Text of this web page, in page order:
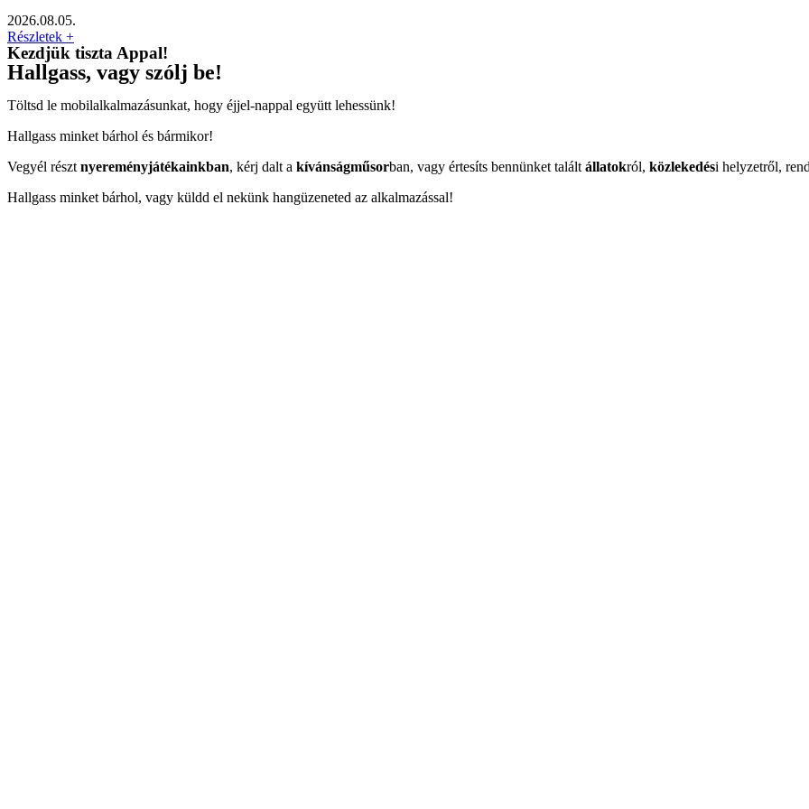
2026.08.05.
Részletek +
Kezdjük tiszta Appal!
Hallgass, vagy szólj be!
Töltsd le mobilalkalmazásunkat, hogy éjjel-nappal együtt lehessünk!
Hallgass minket bárhol és bármikor!
Vegyél részt nyereményjátékainkban, kérj dalt a kívánságműsorban, vagy értesíts bennünket talált állatokról, közlekedési helyzetről,
Hallgass minket bárhol, vagy küldd el nekünk hangüzeneted az alkalmazással!